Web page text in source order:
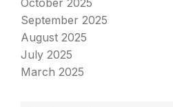
October 2025
September 2025
August 2025
July 2025
March 2025